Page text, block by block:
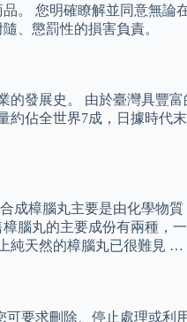
。 您明確瞭解並同意無論
、懲罰性的損害負責。
的發展史。 由於臺灣具豐
佔全世界7成，日據時代
成樟腦丸主要是由化學物
腦丸的主要成份有兩種，
純天然的樟腦丸已很難見 …
要求刪除、停止處理或利